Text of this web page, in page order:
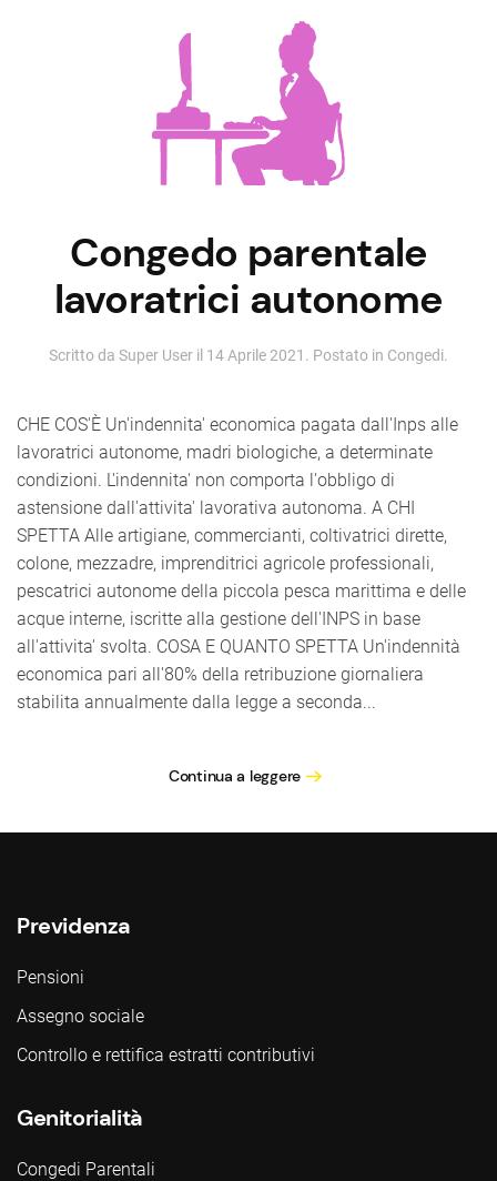
Congedo parentale
lavoratrici autonome
Scritto da Super User il 14 Aprile 2021 . Postato in Congedi.
CHE COS'È Un'indennita' economica pagata dall'Inps alle
lavoratrici autonome, madri biologiche, a determinate
condizioni. L'indennita' non comporta l'obbligo di
astensione dall'attivita' lavorativa autonoma. A CHI
SPETTA Alle artigiane, commercianti, coltivatrici dirette,
colone, mezzadre, imprenditrici agricole professionali,
pescatrici autonome della piccola pesca marittima e delle
acque interne, iscritte alla gestione dell'INPS in base
all'attivita' svolta. COSA E QUANTO SPETTA Un'indennità
economica pari all'80% della retribuzione giornaliera
stabilita annualmente dalla legge a seconda...
Continua a leggere
Previdenza
Pensioni
Assegno sociale
Controllo e rettifica estratti contributivi
Genitorialità
Congedi Parentali